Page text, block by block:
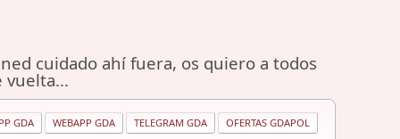
cuidado ahí fuera, os quiero a todos
vuelta...
GDA WEBAPP GDA TELEGRAM GDA OFERTAS GDAPOL